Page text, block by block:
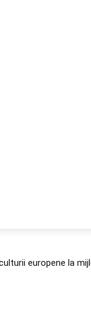
europene la